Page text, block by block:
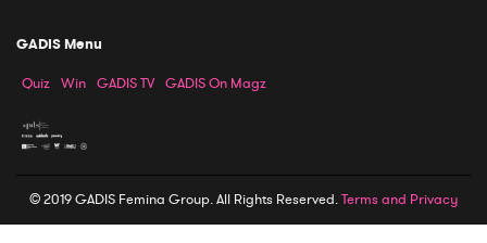
GADIS Menu
Quiz Win GADIS TV GADIS On Magz
© 2019 GADIS Femina Group. All Rights Reserved.Terms and Privacy